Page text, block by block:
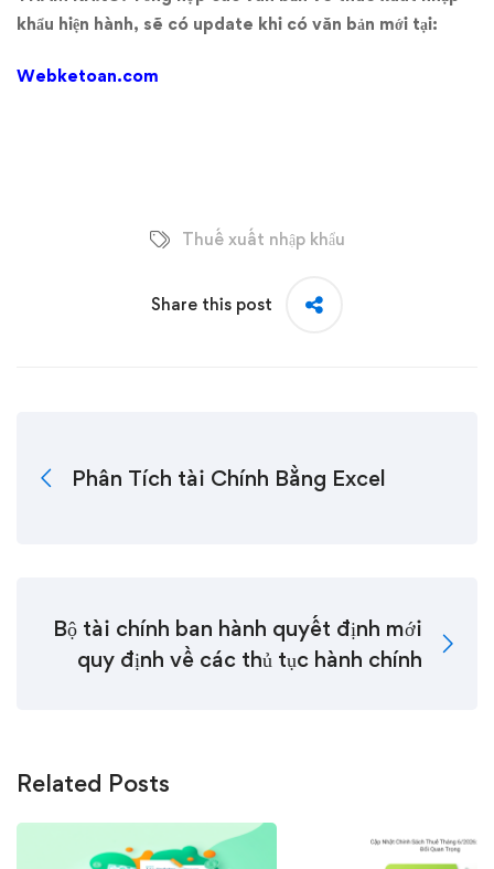
khẩu hiện hành, sẽ có update khi có văn bản mới tại:
Webketoan.com
Thuế xuất nhập khẩu
Share this post
Phân Tích tài Chính Bằng Excel
Bộ tài chính ban hành quyết định mới
quy định về các thủ tục hành chính
Related Posts